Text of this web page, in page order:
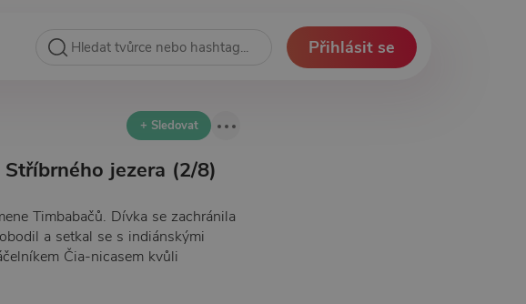
Přihlásit se
+ Sledovat
jezera (2/8)
Timbabačů. Dívka se zachránila
a setkal se s indiánskými
Čia-nicasem kvůli